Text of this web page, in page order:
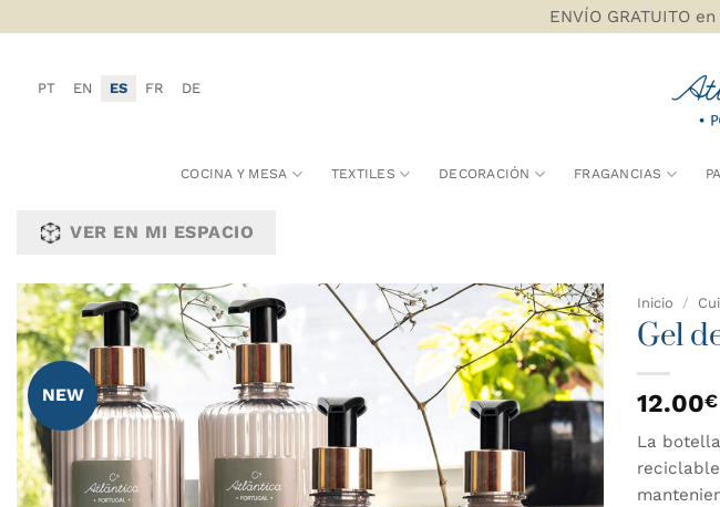
al
ENVÍO GRATUITO
PT EN ES FR DE
COCINA Y MESA TEXTILES DECORACIÓN FRAGANCIAS
VER EN MI ESPACIO
NEW
AÑADIR
WISHLIST
Inicio /
Gel
12.00€
La